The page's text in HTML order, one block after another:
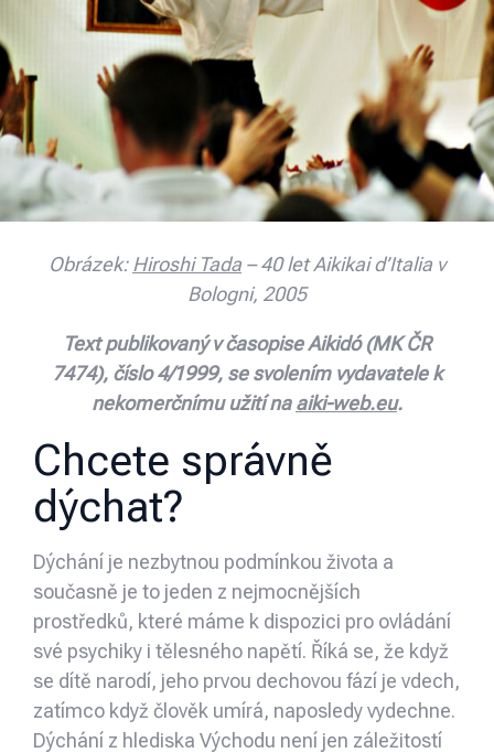
Obrázek: Hiroshi Tada – 40 let Aikikai d’Italia v
Bologni, 2005
Text publikovaný v časopise Aikidó (MK ČR
7474), číslo 4/1999, se svolením vydavatele k
nekomerčnímu užití naaiki-web.eu.
Chcete správně
dýchat?
Dýchání je nezbytnou podmínkou života a
současně je to jeden z nejmocnějších
prostředků, které máme k dispozici pro ovládání
své psychiky i tělesného napětí. Říká se, že když
se dítě narodí, jeho prvou dechovou fází je vdech,
zatímco když člověk umírá, naposledy vydechne.
Dýchání z hlediska Východu není jen záležitostí